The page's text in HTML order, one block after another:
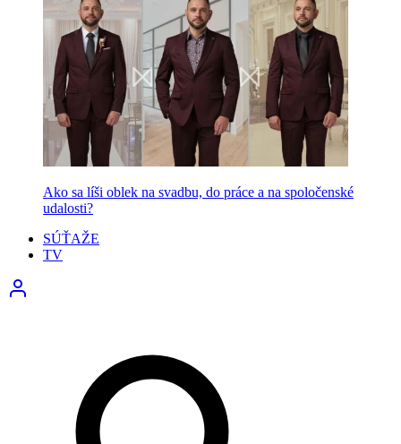
Ako sa líši oblek na svadbu, do práce a na spoločenské
udalosti?
SÚŤAŽE
TV